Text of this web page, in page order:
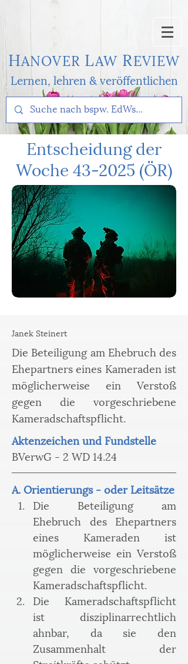
HANOVER LAWREVIEW
Lernen, lehren & veröffentlichen
Entscheidung der
Woche 43-2025 (ÖR)
Janek Steinert
Die Beteiligung am Ehebruch des
Ehepartners eines Kameraden ist
möglicherweise ein Verstoß
gegen die vorgeschriebene
Kameradschaftspflicht.
Aktenzeichen und Fundstelle
BVerwG - 2 WD 14.24
A. Orientierungs - oder Leitsätze
﻿﻿﻿Die Beteiligung am
Ehebruch des Ehepartners
eines Kameraden ist
möglicherweise ein Verstoß
gegen die vorgeschriebene
Kameradschaftspflicht.
﻿﻿﻿Die Kameradschaftspflicht
ist disziplinarrechtlich
ahnbar, da sie den
Zusammenhalt der